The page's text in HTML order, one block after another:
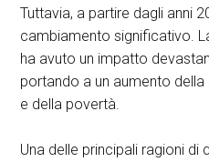
Tuttavia, a partire dagli anni
cambiamento significativo.
ha avuto un impatto
portando a un aumento
e della povertà.
Una delle principali ragioni di